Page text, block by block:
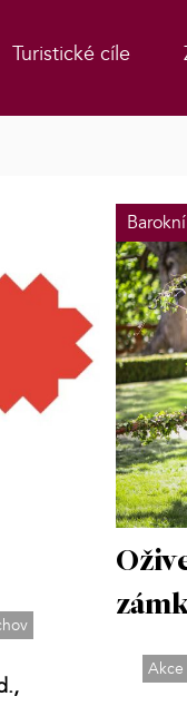
Turistické cíle
Akce